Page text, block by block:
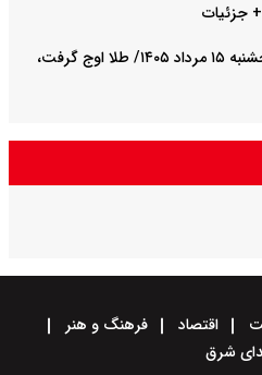
جزئیات
آخرین قیمت طلا و سکه امروز پنجشنبه ۱۵ مرداد ۱۴۰۵/ طلا اوج گرفت،
اقتصاد
فرهنگ و هنر
شرق